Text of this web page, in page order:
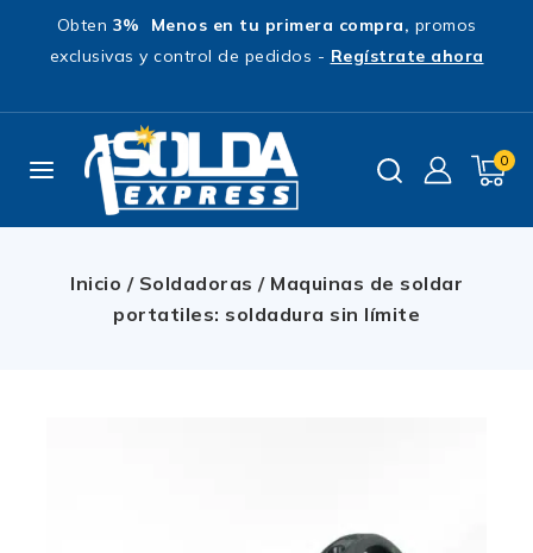
Obten 3% Menos en tu primera compra, promos
exclusivas y control de pedidos - Regístrate ahora
0
Inicio / Soldadoras / Maquinas de soldar
portatiles: soldadura sin límite